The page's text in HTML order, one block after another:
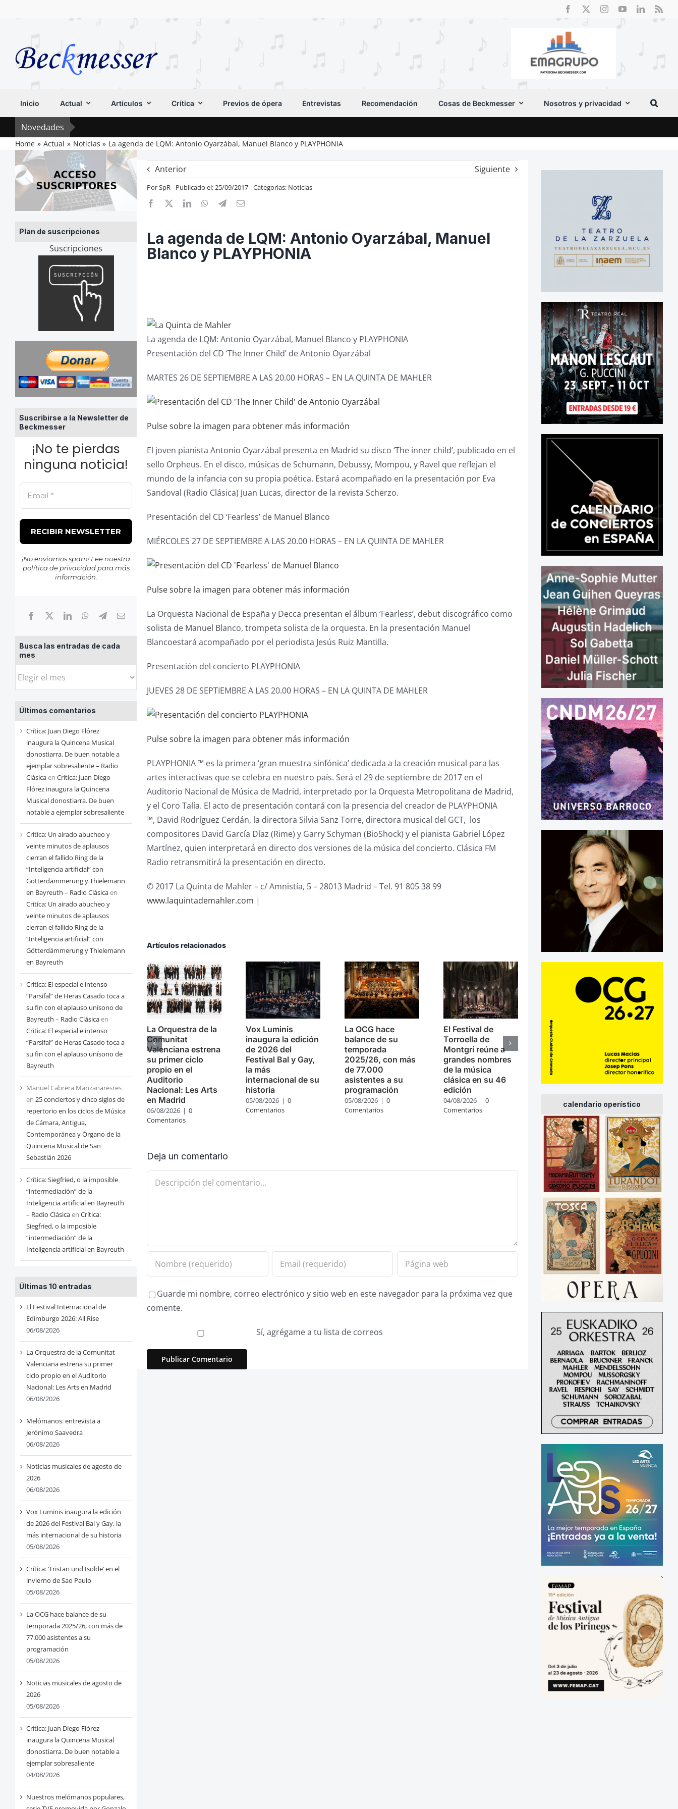
Inicio Actual Artículos Crítica Previos de ópera Entrevistas Recomendación Cosas de Beckmesser Nosotros y privacidad
Novedades
Home Actual Noticias La agenda de LQM: Antonio Oyarzábal, Manuel Blanco y PLAYPHONIA
Plan de suscripciones
Suscripciones
Suscribirse a la Newsletter de
Beckmesser
¡No te pierdas
ninguna noticia!
¡No enviamos spam! Lee nuestra
política de privacidadpara más
información.
Busca las entradas de cada
mes
Busca
entradas
de
cada
mes
Últimos comentarios
Crítica: Juan Diego Flórez
inaugura la Quincena Musical
donostiarra. De buen notable a
ejemplar sobresaliente – Radio
Clásicaen Crítica: Juan Diego
Flórez inaugura la Quincena
Musical donostiarra. De buen
notable a ejemplar sobresaliente
Critica: Un airado abucheo y
veinte minutos de aplausos
cierran el fallido Ring de la
“Inteligencia artificial” con
Götterdämmerung y Thielemann
en Bayreuth – Radio Clásicaen
Critica: Un airado abucheo y
veinte minutos de aplausos
cierran el fallido Ring de la
“Inteligencia artificial” con
Götterdämmerung y Thielemann
en Bayreuth
Critica: El especial e intenso
“Parsifal” de Heras Casado toca a
su fin con el aplauso unísono de
Bayreuth – Radio Clásicaen
Critica: El especial e intenso
“Parsifal” de Heras Casado toca a
su fin con el aplauso unísono de
Bayreuth
Manuel Cabrera Manzanaresres
en 25 conciertos y cinco siglos de
repertorio en los ciclos de Música
de Cámara, Antigua,
Contemporánea y Órgano de la
Quincena Musical de San
Sebastián 2026
Crítica: Siegfried, o la imposible
“intermediación” de la
Inteligencia artificial en Bayreuth
– Radio Clásicaen Crítica:
Siegfried, o la imposible
“intermediación” de la
Inteligencia artificial en Bayreuth
Últimas 10 entradas
El Festival Internacional de
Edimburgo 2026: All Rise
06/08/2026
La Orquestra de la Comunitat
Valenciana estrena su primer
ciclo propio en el Auditorio
Nacional: Les Arts en Madrid
06/08/2026
Melómanos: entrevista a
Jerónimo Saavedra
06/08/2026
Noticias musicales de agosto de
2026
06/08/2026
Vox Luminis inaugura la edición
de 2026 del Festival Bal y Gay, la
más internacional de su historia
05/08/2026
Crítica: ‘Tristan und Isolde’ en el
invierno de Sao Paulo
05/08/2026
La OCG hace balance de su
temporada 2025/26, con más de
77.000 asistentes a su
programación
05/08/2026
Noticias musicales de agosto de
2026
05/08/2026
Crítica: Juan Diego Flórez
inaugura la Quincena Musical
donostiarra. De buen notable a
ejemplar sobresaliente
04/08/2026
Nuestros melómanos populares,
Anterior Siguiente
PorSpR Publicado el: 25/09/2017 Categorías: Noticias
La agenda de LQM: Antonio Oyarzábal, Manuel
Blanco y PLAYPHONIA
La agenda de LQM: Antonio Oyarzábal, Manuel Blanco y PLAYPHONIA
Presentación del CD ‘The Inner Child’ de Antonio Oyarzábal
MARTES 26 DE SEPTIEMBRE A LAS 20.00 HORAS – EN LA QUINTA DE MAHLER
Pulse sobre la imagen para obtener más información
El joven pianista Antonio Oyarzábal presenta en Madrid su disco ‘The inner child’, publicado en el
sello Orpheus. En el disco, músicas de Schumann, Debussy, Mompou, y Ravel que reflejan el
mundo de la infancia con su propia poética. Estará acompañado en la presentación por Eva
Sandoval (Radio Clásica) Juan Lucas, director de la revista Scherzo.
Presentación del CD ‘Fearless’ de Manuel Blanco
MIÉRCOLES 27 DE SEPTIEMBRE A LAS 20.00 HORAS – EN LA QUINTA DE MAHLER
Pulse sobre la imagen para obtener más información
La Orquesta Nacional de España y Decca presentan el álbum ‘Fearless’, debut discográfico como
solista de Manuel Blanco, trompeta solista de la orquesta. En la presentación Manuel
Blancoestará acompañado por el periodista Jesús Ruiz Mantilla.
Presentación del concierto PLAYPHONIA
JUEVES 28 DE SEPTIEMBRE A LAS 20.00 HORAS – EN LA QUINTA DE MAHLER
Pulse sobre la imagen para obtener más información
PLAYPHONIA ™ es la primera ‘gran muestra sinfónica’ dedicada a la creación musical para las
artes interactivas que se celebra en nuestro país. Será el 29 de septiembre de 2017 en el
Auditorio Nacional de Música de Madrid, interpretado por la Orquesta Metropolitana de Madrid,
y el Coro Talía. El acto de presentación contará con la presencia del creador de PLAYPHONIA
™, David Rodríguez Cerdán, la directora Silvia Sanz Torre, directora musical del GCT, los
compositores David García Díaz (Rime) y Garry Schyman (BioShock) y el pianista Gabriel López
Martínez, quien interpretará en directo dos versiones de la música del concierto. Clásica FM
Radio retransmitirá la presentación en directo.
© 2017 La Quinta de Mahler – c/ Amnistía, 5 – 28013 Madrid – Tel. 91 805 38 99
www.laquintademahler.com |
Artículos relacionados
La Orquestra de la
Comunitat
Valenciana estrena
su primer ciclo
propio en el
Auditorio
Nacional: Les Arts
en Madrid
06/08/2026 | 0
Comentarios
Vox Luminis
inaugura la edición
de 2026 del
Festival Bal y Gay,
la más
internacional de su
historia
05/08/2026 | 0
Comentarios
La OCG hace
balance de su
temporada
2025/26, con más
de 77.000
asistentes a su
programación
05/08/2026 | 0
Comentarios
El Festival de
Torroella de
Montgrí reúne a
grandes nombres
de la música
clásica en su 46
edición
04/08/2026 | 0
Comentarios
Deja un comentario
Comentario
Guarde mi nombre, correo electrónico y sitio web en este navegador para la próxima vez que
comente.
Sí, agrégame a tu lista de correos
calendario operístico